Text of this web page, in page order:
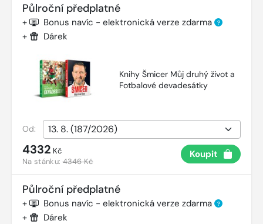
Půlroční předplatné
+ Bonus navíc - elektronická verze zdarma ?
+ Dárek
Knihy Šmicer Můj druhý život a
Fotbalové devadesátky
Od:
4332 Kč
Na stánku:4346 Kč
Koupit
Půlroční předplatné
+ Bonus navíc - elektronická verze zdarma ?
+ Dárek